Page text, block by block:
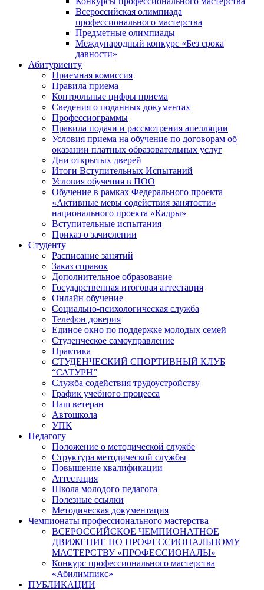
Всероссийская олимпиада
профессионального мастерства
Предметные олимпиады
Международный конкурс «Без срока
давности»
Абитуриенту
Приемная комиссия
Правила приема
Контрольные цифры приема
Сведения о поданных документах
Профессиограммы
Правила подачи и рассмотрения апелляции
Условия приема на обучение по договорам об
оказании платных образовательных услуг
Дни открытых дверей
Итоги Вступительных Испытаний
Условия обучения в ПОО
Обучение в рамках Федерального проекта
«Активные меры содействия занятости»
национального проекта «Кадры»
Вступительные испытания
Приказ о зачислении
Студенту
Расписание занятий
Заказ справок
Дополнительное образование
Государственная итоговая аттестация
Онлайн обучение
Социально-психологическая служба
Телефон доверия
Единое окно по поддержке молодых семей
Студенческое самоуправление
Практика
СТУДЕНЧЕСКИЙ СПОРТИВНЫЙ КЛУБ
“САТУРН”
Служба содействия трудоустройству
График учебного процесса
Наш ветеран
Автошкола
УПК
Педагогу
Положение о методической службе
Структура методической службы
Повышение квалификации
Аттестация
Школа молодого педагога
Полезные ссылки
Методическая документация
Чемпионаты профессионального мастерства
ВСЕРОССИЙСКОЕ ЧЕМПИОНАТНОЕ
ДВИЖЕНИЕ ПО ПРОФЕССИОНАЛЬНОМУ
МАСТЕРСТВУ «ПРОФЕССИОНАЛЫ»
Конкурс профессионального мастерства
«Абилимпикс»
ПУБЛИКАЦИИ